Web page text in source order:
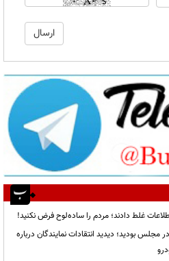
غلط دادند؛ مردم را ساده‌لوح فرض نکنید!
بودید؛ دیدید انتقادات نمایندگان درباره